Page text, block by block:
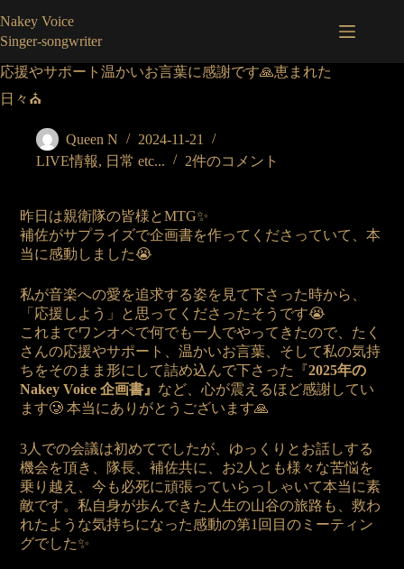
ン
テ
ン
ツ
へ
Nakey Voice
Singer-songwriter
応援やサポート温かいお言葉に感謝です🙏恵まれた
日々⛪️
Queen N
2024-11-21
LIVE情報, 日常 etc... 2件のコメント
昨日は親衛隊の皆様とMTG✨
補佐がサプライズで企画書を作ってくださっていて、本
当に感動しました😭
私が音楽への愛を追求する姿を見て下さった時から、
「応援しよう」と思ってくださったそうです😭
これまでワンオペで何でも一人でやってきたので、たく
さんの応援やサポート、温かいお言葉、そして私の気持
ちをそのまま形にして詰め込んで下さった『2025年の
Nakey Voice 企画書』 など、心が震えるほど感謝してい
ます🥲 本当にありがとうございます🙏
3人での会議は初めてでしたが、ゆっくりとお話しする
機会を頂き、隊長、補佐共に、お2人とも様々な苦悩を
乗り越え、今も必死に頑張っていらっしゃいて本当に素
敵です。私自身が歩んできた人生の山谷の旅路も、救わ
れたような気持ちになった感動の第1回目のミーティン
グでした✨